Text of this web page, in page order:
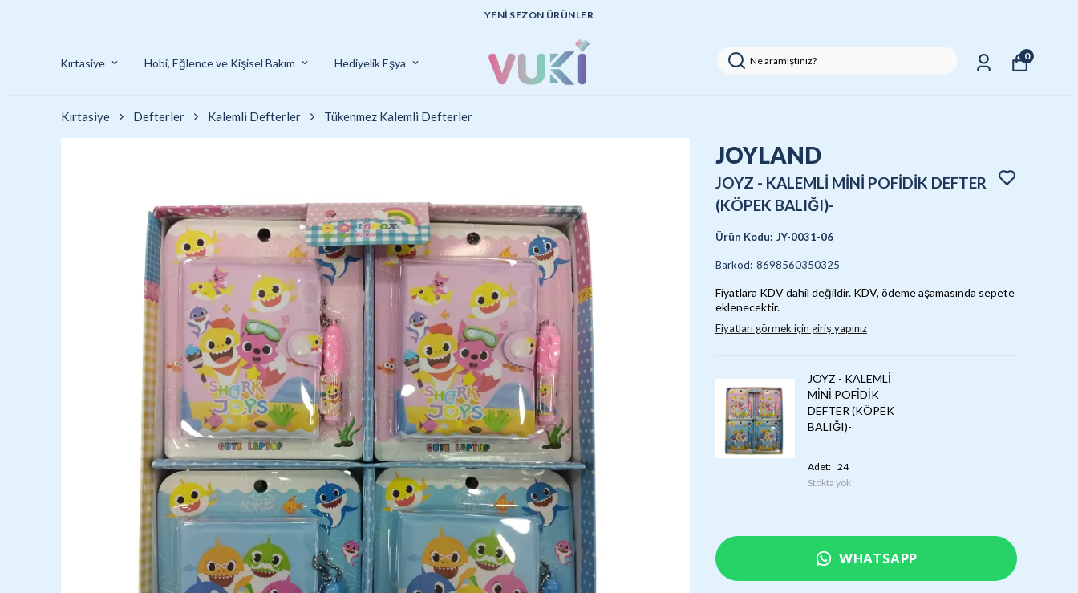
Kırtasiye Hobi, Eğlence ve Kişisel Bakım Hediyelik Eşya
0
Kırtasiye Defterler Kalemli Defterler Tükenmez Kalemli Defterler
JOYLAND
JOYZ - KALEMLİ MİNİ POFİDİK DEFTER
(KÖPEK BALIĞI)-
Ürün Kodu: JY-0031-06
Barkod: 8698560350325
Fiyatlara KDV dahil değildir. KDV, ödeme aşamasında sepete
eklenecektir.
Fiyatları görmek için giriş yapınız
JOYZ - KALEMLİ
MİNİ POFİDİK
DEFTER (KÖPEK
BALIĞI)-
Adet: 24
Stokta yok
WHATSAPP